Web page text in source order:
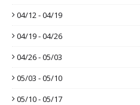
04/12 - 04/19
04/19 - 04/26
04/26 - 05/03
05/03 - 05/10
05/10 - 05/17